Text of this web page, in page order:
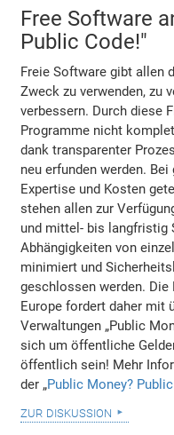
Free Software
Public Code!"
Freie Software gibt allen
Zweck zu verwenden, zu
verbessern. Durch diese
Programme nicht
dank transparenter
neu erfunden werden.
Expertise und Kosten
stehen allen zur
und mittel- bis langfristig
Abhängigkeiten von
minimiert und
geschlossen werden.
Europe fordert daher mit
Verwaltungen „Public
sich um öffentliche
öffentlich sein! Mehr
der „Public Money?
zur diskussion